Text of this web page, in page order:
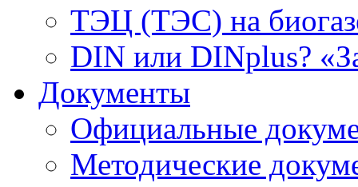
ТЭЦ (ТЭС) на
DIN или DINplus?
Документы
Официальные
Методические